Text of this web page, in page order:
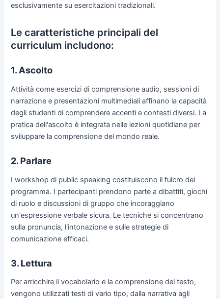
esclusivamente su esercitazioni tradizionali.
Le caratteristiche principali del
curriculum includono:
1. Ascolto
Attività come esercizi di comprensione audio, sessioni di
narrazione e presentazioni multimediali affinano la capacità
degli studenti di comprendere accenti e contesti diversi. La
pratica dell'ascolto è integrata nelle lezioni quotidiane per
sviluppare la comprensione del mondo reale.
2. Parlare
I workshop di public speaking costituiscono il fulcro del
programma. I partecipanti prendono parte a dibattiti, giochi
di ruolo e discussioni di gruppo che incoraggiano
un'espressione verbale sicura. Le tecniche si concentrano
sulla pronuncia, l'intonazione e sulle strategie di
comunicazione efficaci.
3. Lettura
Per arricchire il vocabolario e la comprensione del testo,
vengono utilizzati testi di vario tipo, dalla narrativa agli